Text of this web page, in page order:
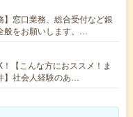
】窓口業務、総合受付など銀
般をお願いします。…
【こんな方におススメ！ま
】社会人経験のあ…